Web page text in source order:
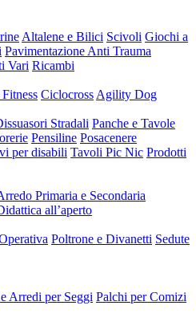
Altalene e Bilici Scivoli Giochi a
Pavimentazione Anti Trauma
Vari Ricambi
Ciclocross Agility Dog
Stradali Panche e Tavole
Pensiline Posacenere
per disabili Tavoli Pic Nic Prodotti
Primaria e Secondaria
all’aperto
Poltrone e Divanetti Sedute
Arredi per Seggi Palchi per Comizi